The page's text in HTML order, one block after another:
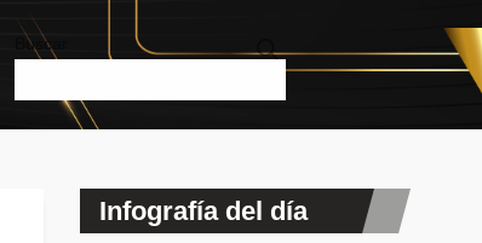
Buscar
Infografía del día